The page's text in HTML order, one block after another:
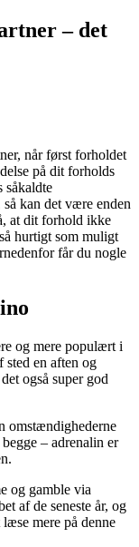
– det
når først forholdet
på dit forholds
såkaldte
kan det være enden
at dit forhold ikke
hurtigt som muligt
får du nogle
og mere populært i
sted en aften og
også super god
omstændighederne
– adrenalin er
og gamble via
af de seneste år, og
mere på denne